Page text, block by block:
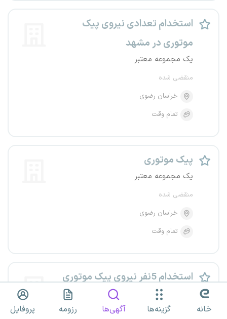
استخدام تعدادی نیروی پیک
موتوری در مشهد
یک مجموعه معتبر
منقضی شده
خراسان رضوی
تمام وقت
پیک موتوری
یک مجموعه معتبر
منقضی شده
خراسان رضوی
تمام وقت
استخدام 5نفر نیروی پیک موتوری
در مشهد
یک مجموعه معتبر خانه گزینه‌ها آگهی‌ها رزومه پروفایل